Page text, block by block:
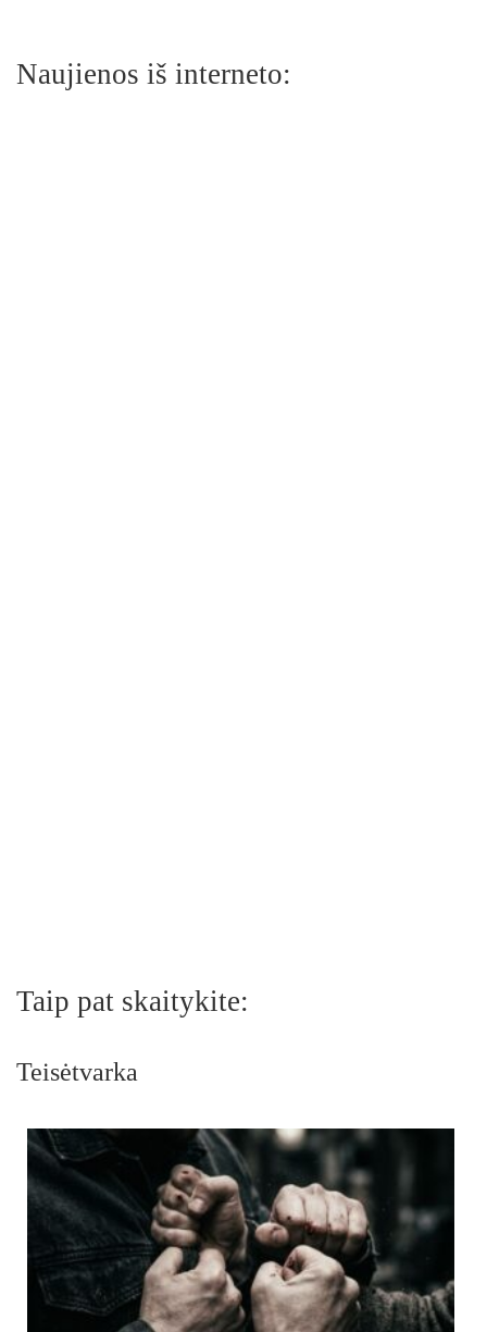
Naujienos iš interneto:
Taip pat skaitykite:
Teisėtvarka